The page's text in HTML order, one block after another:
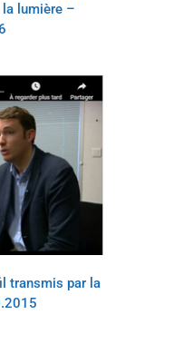
lumière –
transmis par la